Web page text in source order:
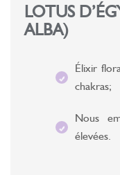
LOTUS
ALBA)
Élixir
chakras;
Nous
élevées.